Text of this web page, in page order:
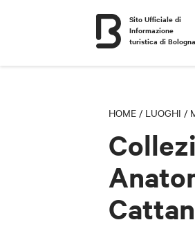
Sito Ufficiale di
Informazione
turistica di Bologna
HOME / LUOGHI /